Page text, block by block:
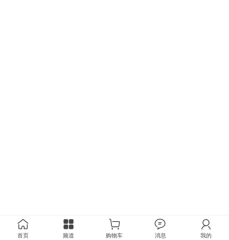
首页 频道 购物车 消息 我的